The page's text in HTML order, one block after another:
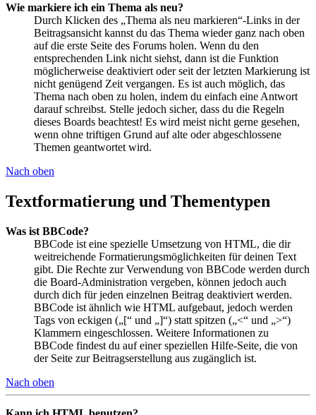
Wie markiere ich ein Thema als neu?
Durch Klicken des „Thema als neu markieren“-Links in der
Beitragsansicht kannst du das Thema wieder ganz nach oben
auf die erste Seite des Forums holen. Wenn du den
entsprechenden Link nicht siehst, dann ist die Funktion
möglicherweise deaktiviert oder seit der letzten Markierung ist
nicht genügend Zeit vergangen. Es ist auch möglich, das
Thema nach oben zu holen, indem du einfach eine Antwort
darauf schreibst. Stelle jedoch sicher, dass du die Regeln
dieses Boards beachtest! Es wird meist nicht gerne gesehen,
wenn ohne triftigen Grund auf alte oder abgeschlossene
Themen geantwortet wird.
Nach oben
Textformatierung und Thementypen
Was ist BBCode?
BBCode ist eine spezielle Umsetzung von HTML, die dir
weitreichende Formatierungsmöglichkeiten für deinen Text
gibt. Die Rechte zur Verwendung von BBCode werden durch
die Board-Administration vergeben, können jedoch auch
durch dich für jeden einzelnen Beitrag deaktiviert werden.
BBCode ist ähnlich wie HTML aufgebaut, jedoch werden
Tags von eckigen („[“ und „]“) statt spitzen („<“ und „>“)
Klammern eingeschlossen. Weitere Informationen zu
BBCode findest du auf einer speziellen Hilfe-Seite, die von
der Seite zur Beitragserstellung aus zugänglich ist.
Nach oben